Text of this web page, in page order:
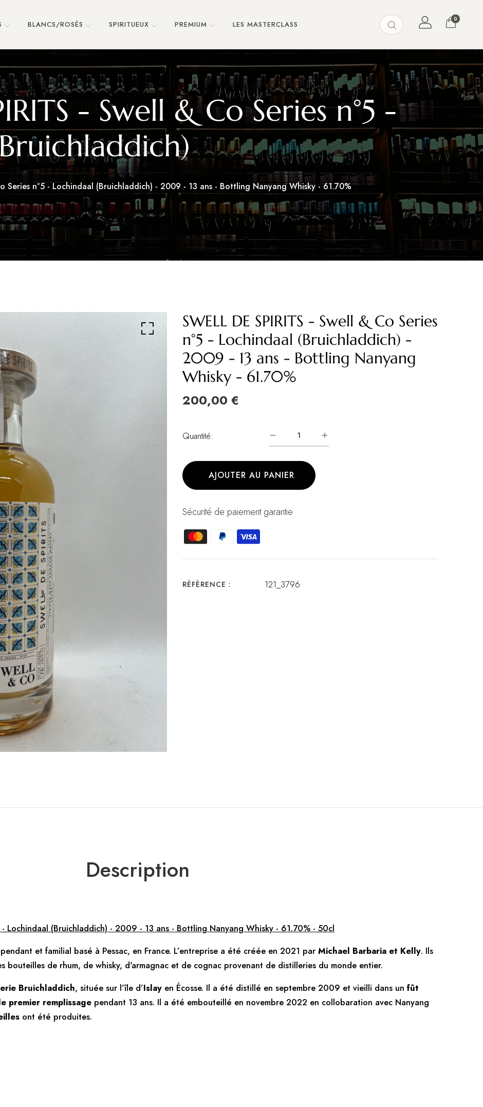
BLANCS/ROSÉS SPIRITUEUX PREMIUM LES MASTERCLASS
0
- Swell & Co Series n°5 -
Series n°5 - Lochindaal (Bruichladdich) - 2009 - 13 ans - Bottling Nanyang Whisky - 61.70%
SWELL DE SPIRITS - Swell & Co Series
n°5 - Lochindaal (Bruichladdich) -
2009 - 13 ans - Bottling Nanyang
Whisky - 61.70%
200,00 €
Quantité:
AJOUTER AU PANIER
Sécurité de paiement garantie
RÉFÈRENCE : 121_3796
Description
- Lochindaal (Bruichladdich) - 2009 - 13 ans - Bottling Nanyang Whisky - 61.70% - 50cl
et familial basé à Pessac, en France. L’entreprise a été créée en 2021 par Michael Barbaria et Kelly. Ils
de rhum, de whisky, d'armagnac et de cognac provenant de distilleries du monde entier.
Bruichladdich, située sur l’île d’Islay en Écosse. Il a été distillé en septembre 2009 et vieilli dans un fût
premier remplissage pendant 13 ans. Il a été embouteillé en novembre 2022 en collobaration avec Nanyang
ont été produites.